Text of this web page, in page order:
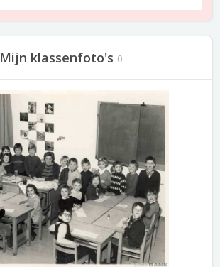
Mijn klassenfoto's 0